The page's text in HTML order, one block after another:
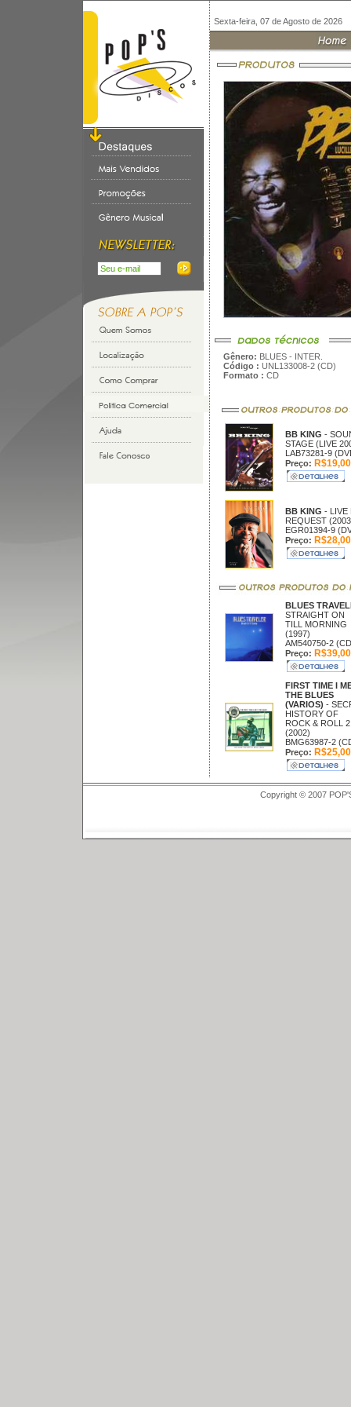
Sexta-feira, 07 de Agosto de 2026
Gênero: BLUES - INTER.
Código : UNL133008-2 (CD)
Formato : CD
BB KING -
STAGE (LIVE
LAB73281-9
Preço: R$19,00
BB KING - LIVE
REQUEST
EGR01394-9
Preço: R$28,00
BLUES
STRAIGHT ON
TILL MORNING
(1997)
AM540750-2
Preço: R$39,00
FIRST TIME I
THE BLUES
(VARIOS) -
HISTORY OF
ROCK & ROLL 2
(2002)
BMG63987-2
Preço: R$25,00
Copyright © 2007